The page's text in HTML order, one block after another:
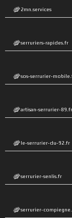
2mn.services
serruriers-rapides.fr
sos-serrurier-
artisan-serrurier-89.fr
le-serrurier-du-92.fr
serrurier-senlis.fr
serrurier-